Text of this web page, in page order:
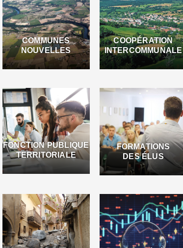
COMMUNES
NOUVELLES
COOPÉRATION
INTERCOMMUNALE
FONCTION PUBLIQUE
TERRITORIALE
FORMATIONS
DES ÉLUS